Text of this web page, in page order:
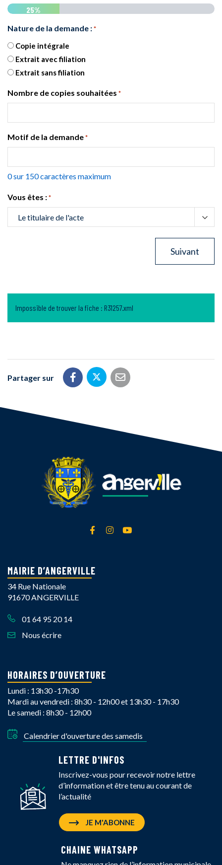
25%
Nature de la demande : *
Copie intégrale
Extrait avec filiation
Extrait sans filiation
Nombre de copies souhaitées *
Motif de la demande *
0 sur 150 caractères maximum
Vous êtes : *
Impossible de trouver la fiche : R31257.xml
Partager sur Partager sur Facebook
Partager sur Twitter
Partager par email
Lien vers le compte Facebook
Lien vers le compte
MAIRIE D’ANGERVILLE
34 Rue Nationale
91670 ANGERVILLE
01 64 95 20 14
Nous écrire
HORAIRES D’OUVERTURE
Lundi : 13h30 -17h30
Mardi au vendredi : 8h30 - 12h00 et 13h30 - 17h30
Le samedi : 8h30 - 12h00
Calendrier d'ouverture des samedis
LETTRE D'INFOS
Inscrivez-vous pour recevoir notre lettre
d’information et être tenu au courant de
l’actualité
JE M'ABONNE
CHAINE WHATSAPP